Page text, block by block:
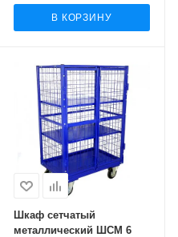
В КОРЗИНУ
Шкаф сетчатый
металлический ШСМ 6